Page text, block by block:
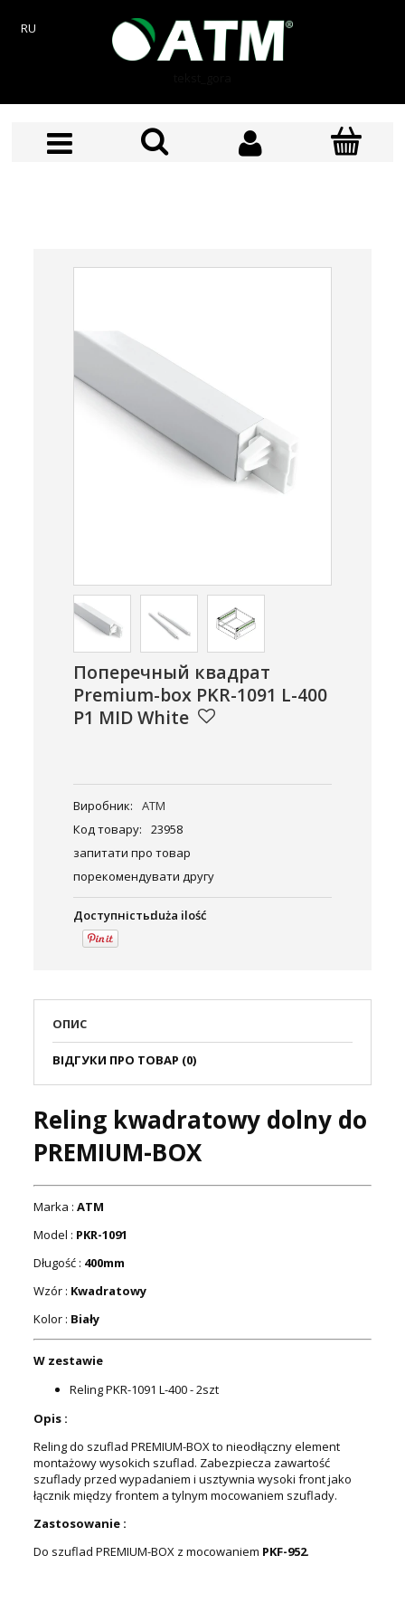
RU
Поперечный квадрат
Premium-box PKR-1091 L-400
P1 MID White
Виробник:
ATM
Код товару:
23958
запитати про товар
порекомендувати другу
Доступність:duża ilość
ОПИС
ВІДГУКИ ПРО ТОВАР (0)
Reling kwadratowy dolny do
PREMIUM-BOX
Marka : ATM
Model : PKR-1091
Długość : 400mm
Wzór : Kwadratowy
Kolor : Biały
W zestawie
Reling PKR-1091 L-400 - 2szt
Opis :
Reling do szuflad PREMIUM-BOX to nieodłączny element
montażowy wysokich szuflad. Zabezpiecza zawartość
szuflady przed wypadaniem i usztywnia wysoki front jako
łącznik między frontem a tylnym mocowaniem szuflady.
Zastosowanie :
Do szuflad PREMIUM-BOX z mocowaniem PKF-952.